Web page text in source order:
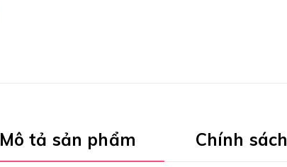
Mô tả sản phẩm Chính sách